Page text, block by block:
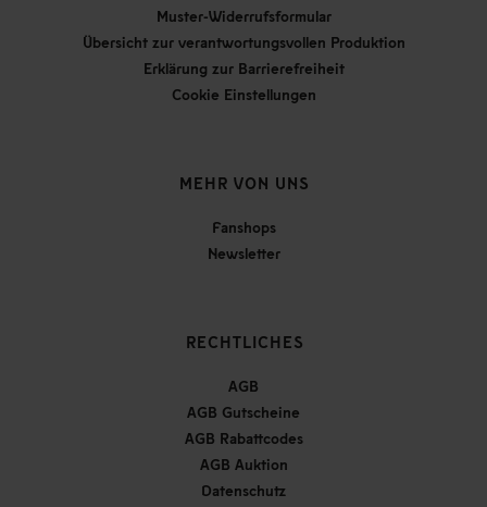
Muster-Widerrufsformular
Übersicht zur verantwortungsvollen Produktion
Erklärung zur Barrierefreiheit
Cookie Einstellungen
MEHR VON UNS
Fanshops
Newsletter
RECHTLICHES
AGB
AGB Gutscheine
AGB Rabattcodes
AGB Auktion
Datenschutz